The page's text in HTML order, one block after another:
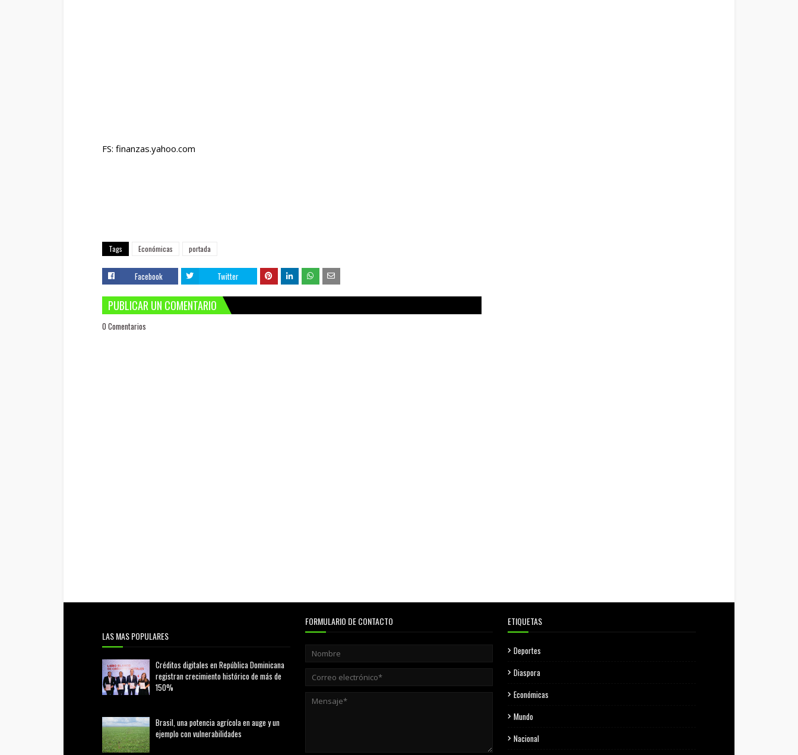
FS: finanzas.yahoo.com
Tags Económicas portada
Facebook Twitter
PUBLICAR UN COMENTARIO
0 Comentarios
LAS MAS POPULARES
Créditos digitales en República Dominicana
registran crecimiento histórico de más de
150%
Brasil, una potencia agrícola en auge y un
ejemplo con vulnerabilidades
FORMULARIO DE CONTACTO ETIQUETAS
Deportes
Diaspora
Económicas
Mundo
Nacional